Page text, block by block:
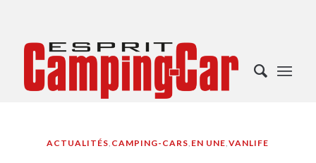
ACTUALITÉS, CAMPING-CARS, EN UNE,VANLIFE